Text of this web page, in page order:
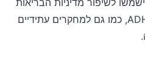
לשיפור מדיניות הבריאות
ותכנון שירותים לילדים עם ADHD, כמו גם למחקרים עתידיים